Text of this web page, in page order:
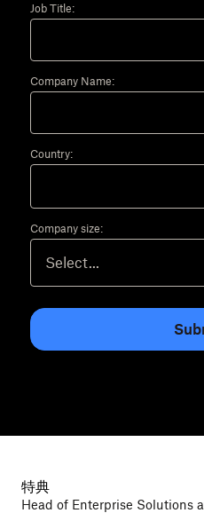
Job Title:
Company Name:
Country:
Company size:
特典
Head of Enterprise Solutions